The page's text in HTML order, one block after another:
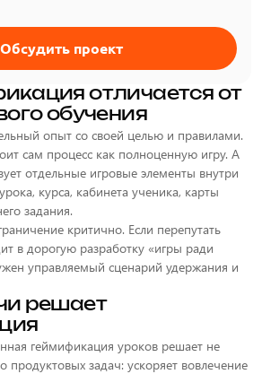
Обсудить проект
отличается от
обучения
опыт со своей целью и правилами.
сам процесс как полноценную игру. А
отдельные игровые элементы внутри
курса, кабинета ученика, карты
задания.
критично. Если перепутать
в дорогую разработку «игры ради
управляемый сценарий удержания и
решает
геймификация уроков решает не
продуктовых задач: ускоряет вовлечение